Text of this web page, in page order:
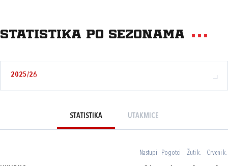
Statistika po sezonama
2025/26
STATISTIKA UTAKMICE
Nastupi Pogotci Žuti k. Crveni k.